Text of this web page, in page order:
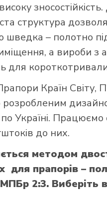
структура
шведка – полотно
а вироби з
для
Країн Світу,
розробленим
Україні.
до них.
методом
прапорів –
2:3. Виберіть